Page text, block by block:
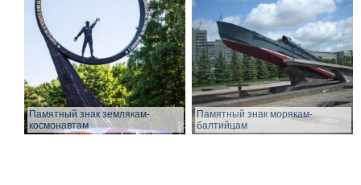
Памятный знак землякам-
космонавтам
Памятный знак морякам-
балтийцам